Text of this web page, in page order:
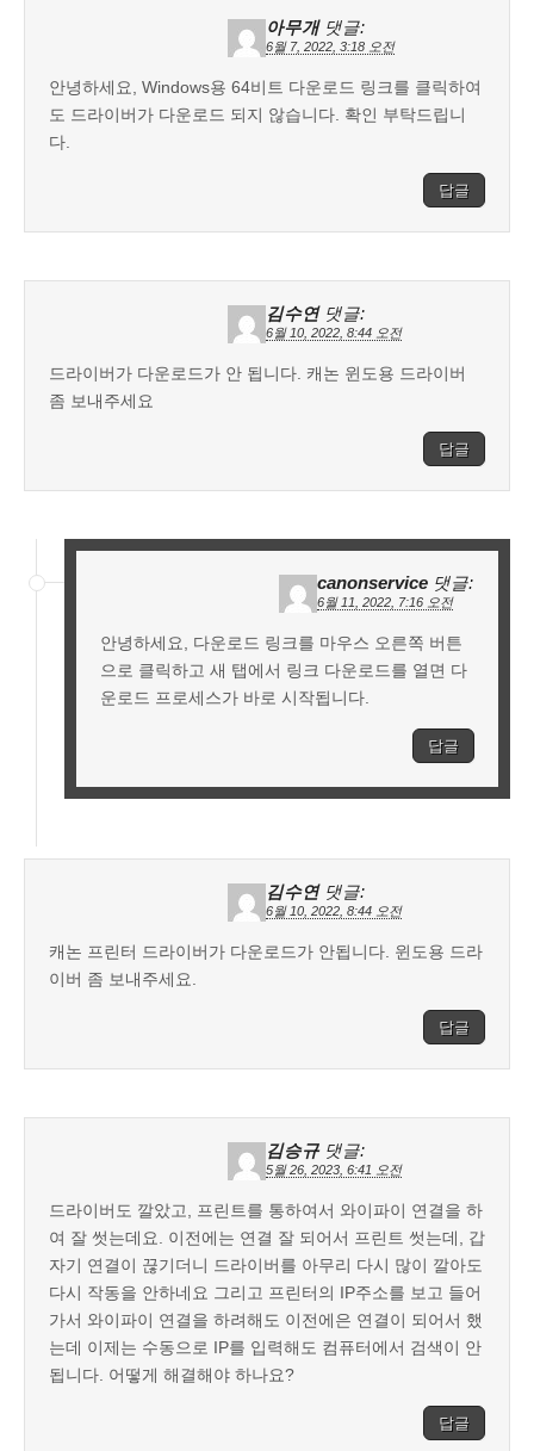
아무개 댓글:
6월 7, 2022, 3:18 오전
안녕하세요, Windows용 64비트 다운로드 링크를 클릭하여
도 드라이버가 다운로드 되지 않습니다. 확인 부탁드립니
다.
답글
김수연 댓글:
6월 10, 2022, 8:44 오전
드라이버가 다운로드가 안 됩니다. 캐논 윈도용 드라이버
좀 보내주세요
답글
canonservice 댓글:
6월 11, 2022, 7:16 오전
안녕하세요, 다운로드 링크를 마우스 오른쪽 버튼
으로 클릭하고 새 탭에서 링크 다운로드를 열면 다
운로드 프로세스가 바로 시작됩니다.
답글
김수연 댓글:
6월 10, 2022, 8:44 오전
캐논 프린터 드라이버가 다운로드가 안됩니다. 윈도용 드라
이버 좀 보내주세요.
답글
김승규 댓글:
5월 26, 2023, 6:41 오전
드라이버도 깔았고, 프린트를 통하여서 와이파이 연결을 하
여 잘 썻는데요. 이전에는 연결 잘 되어서 프린트 썻는데, 갑
자기 연결이 끊기더니 드라이버를 아무리 다시 많이 깔아도
다시 작동을 안하네요 그리고 프린터의 IP주소를 보고 들어
가서 와이파이 연결을 하려해도 이전에은 연결이 되어서 했
는데 이제는 수동으로 IP를 입력해도 컴퓨터에서 검색이 안
됩니다. 어떻게 해결해야 하나요?
답글